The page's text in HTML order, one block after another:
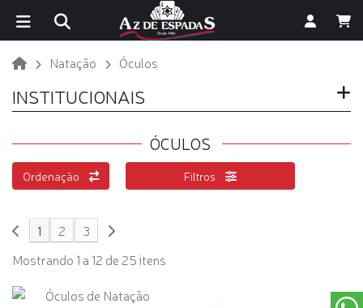
Natação Óculos
INSTITUCIONAIS
ÓCULOS
Ordenação Filtros
1 2
3
Mostrando 1 a 12 de 25 itens